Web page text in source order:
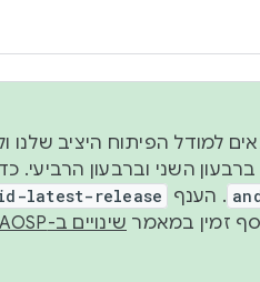
כדי להתאים למודל הפיתוח
. הענף latest-release
שינויים ב-AOSP